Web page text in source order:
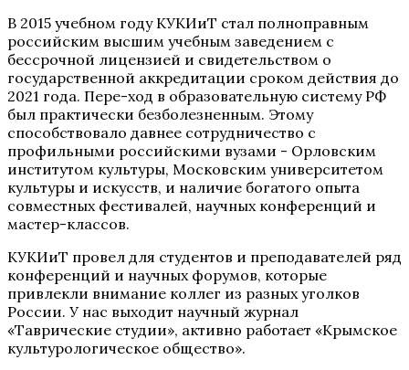
В 2015 учебном году КУКИиТ стал полноправным
российским высшим учебным заведением с
бессрочной лицензией и свидетельством о
государственной аккредитации сроком действия до
2021 года. Пере-ход в образовательную систему РФ
был практически безболезненным. Этому
способствовало давнее сотрудничество с
профильными российскими вузами - Орловским
институтом культуры, Московским университетом
культуры и искусств, и наличие богатого опыта
совместных фестивалей, научных конференций и
мастер-классов.
КУКИиТ провел для студентов и преподавателей ряд
конференций и научных форумов, которые
привлекли внимание коллег из разных уголков
России. У нас выходит научный журнал
«Таврические студии», активно работает «Крымское
культурологическое общество».